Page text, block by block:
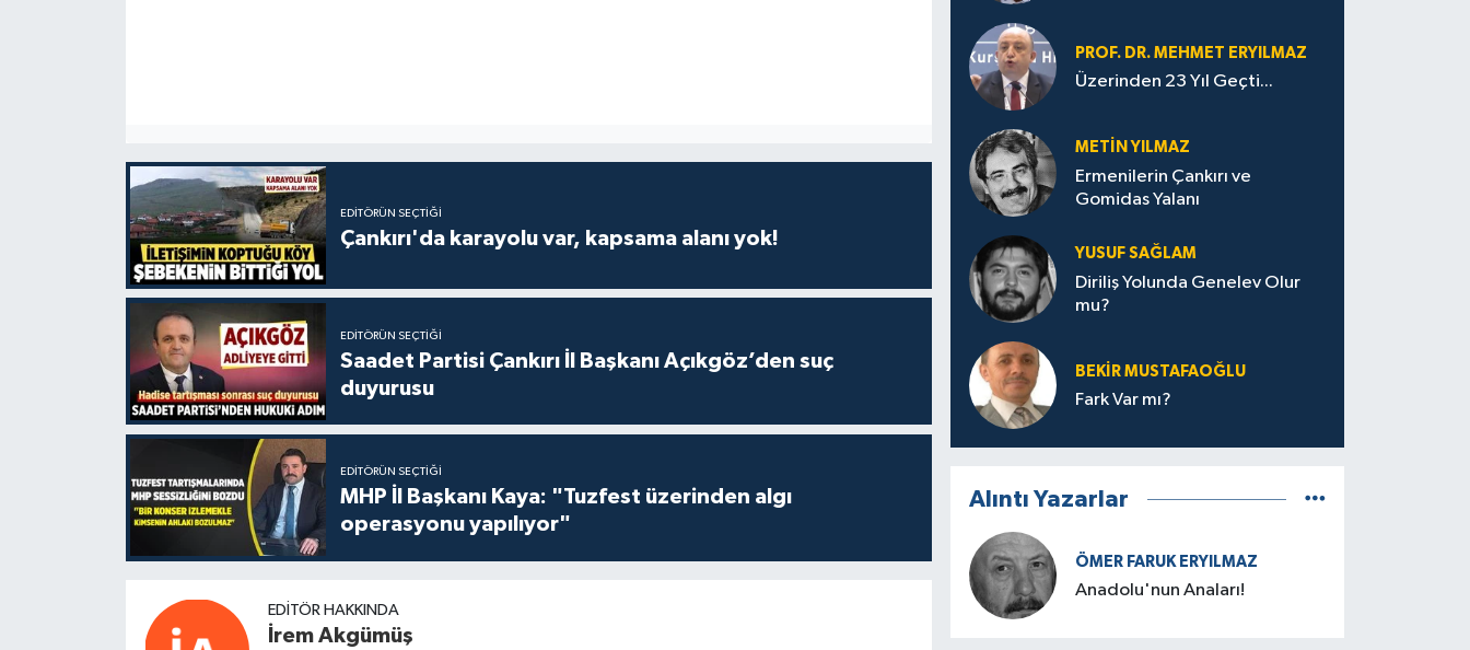
EDITÖRÜN SEÇTIĞI
Çankırı'da karayolu var, kapsama alanı yok!
EDITÖRÜN SEÇTIĞI
Saadet Partisi Çankırı İl Başkanı Açıkgöz’den suç
duyurusu
EDITÖRÜN SEÇTIĞI
MHP İl Başkanı Kaya: "Tuzfest üzerinden algı
operasyonu yapılıyor"
EDITÖR HAKKINDA
İrem Akgümüş
PROF. DR. MEHMET ERYILMAZ
Üzerinden 23 Yıl Geçti...
METIN YILMAZ
Ermenilerin Çankırı ve
Gomidas Yalanı
YUSUF SAĞLAM
Diriliş Yolunda Genelev Olur
mu?
BEKIR MUSTAFAOĞLU
Fark Var mı?
Alıntı Yazarlar
ÖMER FARUK ERYILMAZ
Anadolu'nun Anaları!